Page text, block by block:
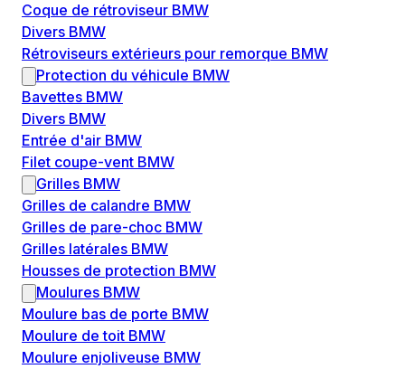
Coque de rétroviseur BMW
Divers BMW
Rétroviseurs extérieurs pour remorque BMW
Protection du véhicule BMW
Bavettes BMW
Divers BMW
Entrée d'air BMW
Filet coupe-vent BMW
Grilles BMW
Grilles de calandre BMW
Grilles de pare-choc BMW
Grilles latérales BMW
Housses de protection BMW
Moulures BMW
Moulure bas de porte BMW
Moulure de toit BMW
Moulure enjoliveuse BMW